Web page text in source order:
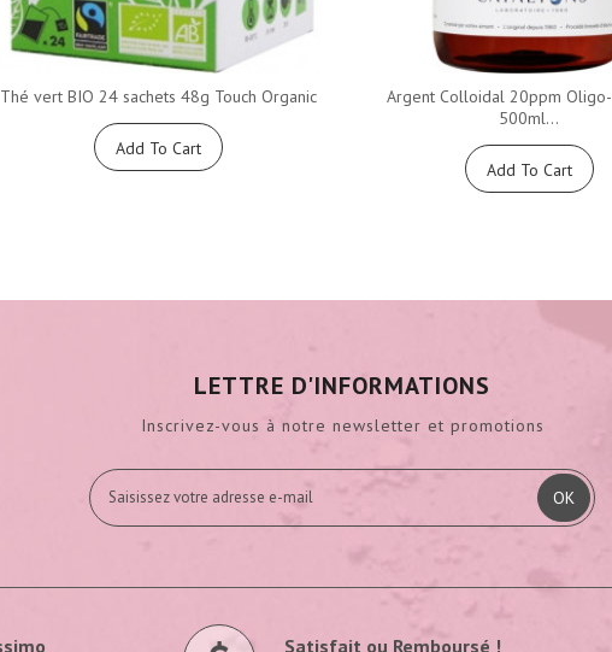
Thé vert BIO 24 sachets 48g Touch Organic
Add To Cart
Argent Colloidal 20ppm
500ml...
Add To Cart
LETTRE D'INFORMATIONS
Inscrivez-vous à notre newsletter et promotions
OK
Satisfait ou Remboursé !